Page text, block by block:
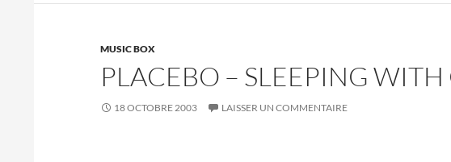
MUSIC BOX
PLACEBO – SLEEPING WITH
18 OCTOBRE 2003 LAISSER UN COMMENTAIRE